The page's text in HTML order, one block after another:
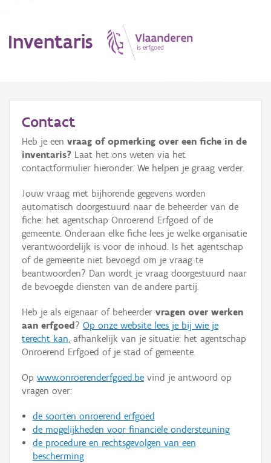
Inventaris
Erfgoedobject
Aanduidingsobject
Waarneming
Thema
Gebeurtenis
Persoon of collectief
Hergebruik
Aanmelden
Contact
Heb je een vraag of opmerking over een fiche in de
inventaris? Laat het ons weten via het
contactformulier hieronder. We helpen je graag verder.
Jouw vraag met bijhorende gegevens worden
automatisch doorgestuurd naar de beheerder van de
fiche: het agentschap Onroerend Erfgoed of de
gemeente. Onderaan elke fiche lees je welke organisatie
verantwoordelijk is voor de inhoud. Is het agentschap
of de gemeente niet bevoegd om je vraag te
beantwoorden? Dan wordt je vraag doorgestuurd naar
de bevoegde diensten van de andere partij.
Heb je als eigenaar of beheerder vragen over werken
aan erfgoed ? Op onze website lees je bij wie je
terecht kan, afhankelijk van je situatie: het agentschap
Onroerend Erfgoed of je stad of gemeente.
Op www.onroerenderfgoed.be vind je antwoord op
vragen over:
de soorten onroerend erfgoed
de mogelijkheden voor financiële ondersteuning
de procedure en rechtsgevolgen van een
bescherming